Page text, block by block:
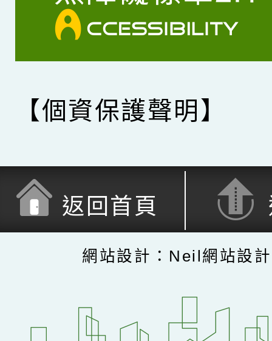
【個資保護聲明】
返回首頁
網站設計：Neil網站設